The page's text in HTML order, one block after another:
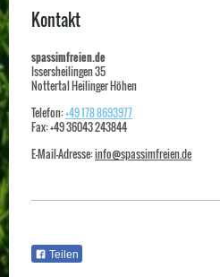
Kontakt
spassimfreien.de
Issersheilingen35
Nottertal Heilinger Höhen
Telefon:+49 178 8693977
Fax:+49 36043 243844
E-Mail-Adresse:info@spassimfreien.de
Teilen